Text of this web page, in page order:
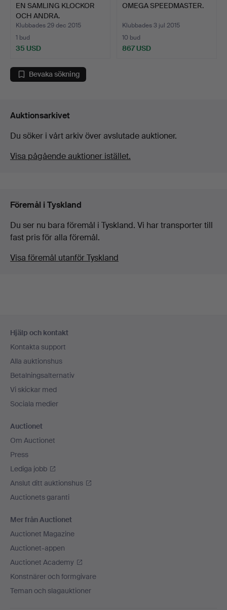
EN SAMLING KLOCKOR
OCH ANDRA.
Klubbades 29 dec 2015
1 bud
35 USD
OMEGA SPEEDMASTER.
Klubbades 3 jul 2015
10 bud
867 USD
Bevaka sökning
Auktionsarkivet
Du söker i vårt arkiv över avslutade auktioner.
Visa pågående auktioner istället.
Föremål i Tyskland
Du ser nu bara föremål i Tyskland. Vi har transporter till
fast pris för alla föremål.
Visa föremål utanför Tyskland
Hjälp och kontakt
Kontakta support
Alla auktionshus
Betalningsalternativ
Vi skickar med
Sociala medier
Auctionet
Om Auctionet
Press
Lediga jobb
Anslut ditt auktionshus
Auctionets garanti
Mer från Auctionet
Auctionet Magazine
Auctionet-appen
Auctionet Academy
Konstnärer och formgivare
Teman och slagauktioner